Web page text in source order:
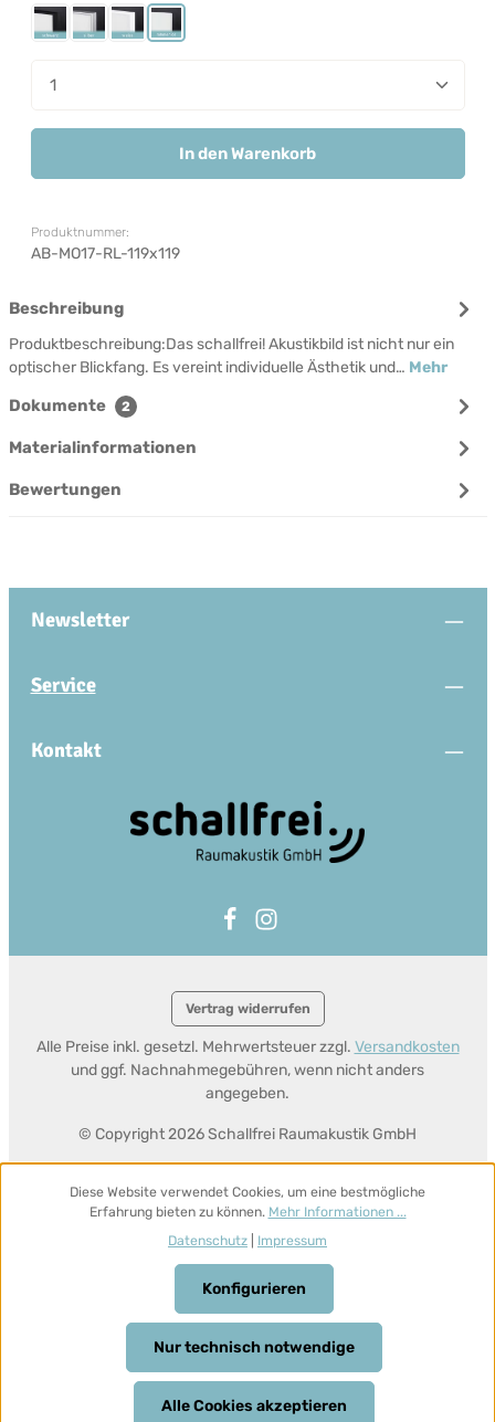
Rahmen Schwarz
Rahmen Silber
Rahmen Weiß
Rahmenlos
Produkt Anzahl: Gib den gewünschten Wert ein
In den Warenkorb
Produktnummer:
AB-MO17-RL-119x119
Beschreibung
Produktbeschreibung:Das schallfrei! Akustikbild ist nicht nur ein
optischer Blickfang. Es vereint individuelle Ästhetik und… Mehr
Dokumente 2
Materialinformationen
Bewertungen
Newsletter
Service
Kontakt
Vertrag widerrufen
© Copyright 2026 Schallfrei Raumakustik GmbH
Alle Preise inkl. gesetzl. Mehrwertsteuer zzgl. Versandkosten
und ggf. Nachnahmegebühren, wenn nicht anders
angegeben.
Diese Website verwendet Cookies, um eine bestmögliche
Erfahrung bieten zu können. Mehr Informationen ...
Datenschutz
Impressum
Nur technisch notwendige
Konfigurieren
Alle Cookies akzeptieren